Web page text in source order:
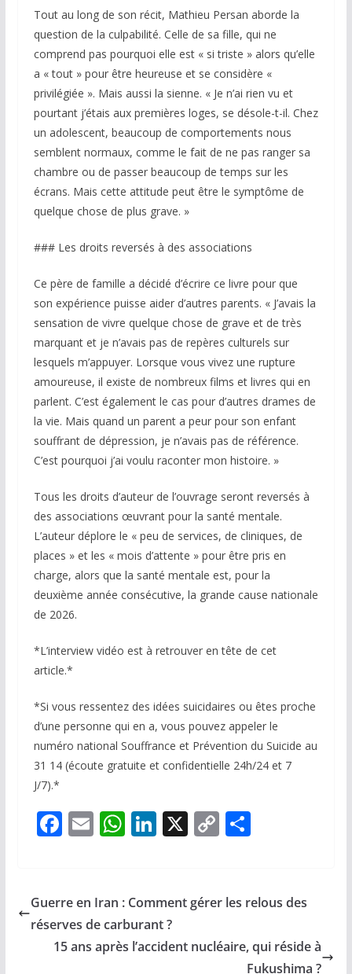
Tout au long de son récit, Mathieu Persan aborde la
question de la culpabilité. Celle de sa fille, qui ne
comprend pas pourquoi elle est « si triste » alors qu’elle
a « tout » pour être heureuse et se considère «
privilégiée ». Mais aussi la sienne. « Je n’ai rien vu et
pourtant j’étais aux premières loges, se désole-t-il. Chez
un adolescent, beaucoup de comportements nous
semblent normaux, comme le fait de ne pas ranger sa
chambre ou de passer beaucoup de temps sur les
écrans. Mais cette attitude peut être le symptôme de
quelque chose de plus grave. »
### Les droits reversés à des associations
Ce père de famille a décidé d’écrire ce livre pour que
son expérience puisse aider d’autres parents. « J’avais la
sensation de vivre quelque chose de grave et de très
marquant et je n’avais pas de repères culturels sur
lesquels m’appuyer. Lorsque vous vivez une rupture
amoureuse, il existe de nombreux films et livres qui en
parlent. C’est également le cas pour d’autres drames de
la vie. Mais quand un parent a peur pour son enfant
souffrant de dépression, je n’avais pas de référence.
C’est pourquoi j’ai voulu raconter mon histoire. »
Tous les droits d’auteur de l’ouvrage seront reversés à
des associations œuvrant pour la santé mentale.
L’auteur déplore le « peu de services, de cliniques, de
places » et les « mois d’attente » pour être pris en
charge, alors que la santé mentale est, pour la
deuxième année consécutive, la grande cause nationale
de 2026.
*L’interview vidéo est à retrouver en tête de cet
article.*
*Si vous ressentez des idées suicidaires ou êtes proche
d’une personne qui en a, vous pouvez appeler le
numéro national Souffrance et Prévention du Suicide au
31 14 (écoute gratuite et confidentielle 24h/24 et 7
J/7).*
F
b
o
o
E
l
W
s
A
p
Li
e
dI
n
X C
y
n
P
g
Guerre en Iran : Comment gérer les relous des
réserves de carburant ?
15 ans après l’accident nucléaire, qui réside à
Fukushima ?